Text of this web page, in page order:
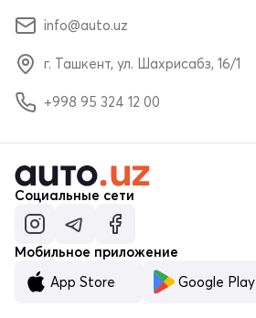
info@auto.uz
г. Ташкент, ул. Шахрисабз, 16/1
+998 95 324 12 00
Социальные сети
Мобильное приложение
App Store
Google Play